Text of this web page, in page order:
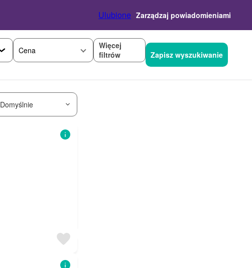
Ulubione Zarządzaj powiadomieniami
Cena
Więcej
filtrów
Zapisz wyszukiwanie
Domyślnie